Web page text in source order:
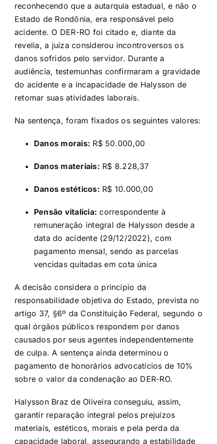
reconhecendo que a autarquia estadual, e não o
Estado de Rondônia, era responsável pelo
acidente. O DER-RO foi citado e, diante da
revelia, a juíza considerou incontroversos os
danos sofridos pelo servidor. Durante a
audiência, testemunhas confirmaram a gravidade
do acidente e a incapacidade de Halysson de
retomar suas atividades laborais.
Na sentença, foram fixados os seguintes valores:
Danos morais: R$ 50.000,00
Danos materiais: R$ 8.228,37
Danos estéticos: R$ 10.000,00
Pensão vitalícia: correspondente à
remuneração integral de Halysson desde a
data do acidente (29/12/2022), com
pagamento mensal, sendo as parcelas
vencidas quitadas em cota única
A decisão considera o princípio da
responsabilidade objetiva do Estado, prevista no
artigo 37, §6º da Constituição Federal, segundo o
qual órgãos públicos respondem por danos
causados por seus agentes independentemente
de culpa. A sentença ainda determinou o
pagamento de honorários advocatícios de 10%
sobre o valor da condenação ao DER-RO.
Halysson Braz de Oliveira conseguiu, assim,
garantir reparação integral pelos prejuízos
materiais, estéticos, morais e pela perda da
capacidade laboral, assegurando a estabilidade